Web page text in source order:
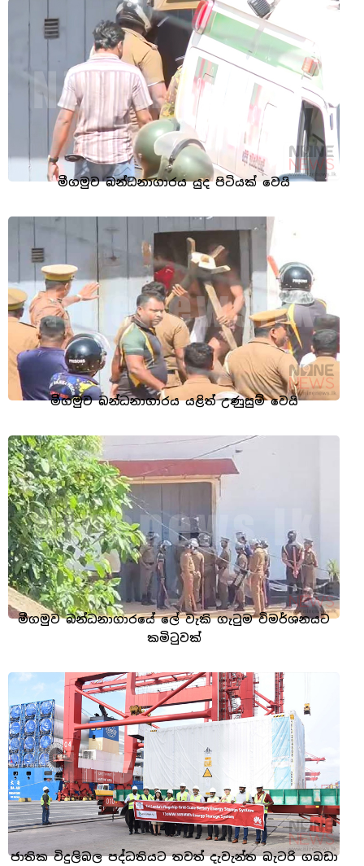
මීගමුව බන්ධනාගාරය යුද පිටියක් වෙයි
මීගමුව බන්ධනාගාරය යළිත් උණුසුම් වෙයි
මීගමුව බන්ධනාගාරයේ ලේ වැකි ගැටුම විමර්ශනයට
කමිටුවක්
ජාතික විදුලිබල පද්ධතියට තවත් දැවැන්ත බැටරි ගබඩා